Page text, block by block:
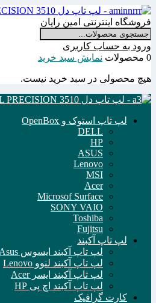
فروشگاه اینترنتی امین رایان
ورود به حساب کاربری
0 محصولات
نمایش سبد خرید
هیچ محصولی در سبد خرید نیست.
لپ تاپ استوک و OpenBox
DELL
HP
ASUS
Lenovo
MSI
Acer
Microsof Surface
SONY VAIO
Toshiba
Fujitsu
لپ تاپ آکبند
لپ تاپ آکبند ایسوس Asus
لپ تاپ آکبند لنوو Lenovo
لپ تاپ آکبند ایسر Acer
لپ تاپ آکبند اچ پی HP
کارت گرافیک